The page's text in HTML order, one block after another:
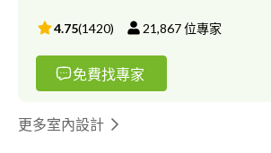
4.75(1420) 21,867位專家
免費找專家
更多室內設計